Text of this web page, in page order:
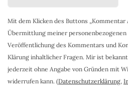
Mit dem Klicken des Buttons „Kommentar
Übermittlung meiner personenbezogenen
Veröffentlichung des Kommentars und
Klärung inhaltlicher Fragen. Mir ist
jederzeit ohne Angabe von Gründen mit
widerrufen kann. (Datenschutzerklärung,